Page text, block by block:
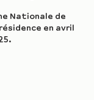
Nationale de
résidence en avril